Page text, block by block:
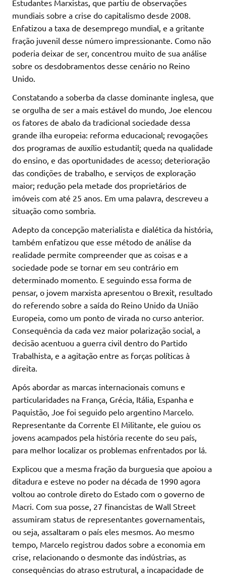
Estudantes Marxistas, que partiu de observações
mundiais sobre a crise do capitalismo desde 2008.
Enfatizou a taxa de desemprego mundial, e a gritante
fração juvenil desse número impressionante. Como não
poderia deixar de ser, concentrou muito de sua análise
sobre os desdobramentos desse cenário no Reino
Unido.
Constatando a soberba da classe dominante inglesa, que
se orgulha de ser a mais estável do mundo, Joe elencou
os fatores de abalo da tradicional sociedade dessa
grande ilha europeia: reforma educacional; revogações
dos programas de auxílio estudantil; queda na qualidade
do ensino, e das oportunidades de acesso; deterioração
das condições de trabalho, e serviços de exploração
maior; redução pela metade dos proprietários de
imóveis com até 25 anos. Em uma palavra, descreveu a
situação como sombria.
Adepto da concepção materialista e dialética da história,
também enfatizou que esse método de análise da
realidade permite compreender que as coisas e a
sociedade pode se tornar em seu contrário em
determinado momento. E seguindo essa forma de
pensar, o jovem marxista apresentou o Brexit, resultado
do referendo sobre a saída do Reino Unido da União
Europeia, como um ponto de virada no curso anterior.
Consequência da cada vez maior polarização social, a
decisão acentuou a guerra civil dentro do Partido
Trabalhista, e a agitação entre as forças políticas à
direita.
Após abordar as marcas internacionais comuns e
particularidades na França, Grécia, Itália, Espanha e
Paquistão, Joe foi seguido pelo argentino Marcelo.
Representante da Corrente El Militante, ele guiou os
jovens acampados pela história recente do seu país,
para melhor localizar os problemas enfrentados por lá.
Explicou que a mesma fração da burguesia que apoiou a
ditadura e esteve no poder na década de 1990 agora
voltou ao controle direto do Estado com o governo de
Macri. Com sua posse, 27 financistas de Wall Street
assumiram status de representantes governamentais,
ou seja, assaltaram o país eles mesmos. Ao mesmo
tempo, Marcelo registrou dados sobre a economia em
crise, relacionando o desmonte das indústrias, as
consequências do atraso estrutural, a incapacidade de